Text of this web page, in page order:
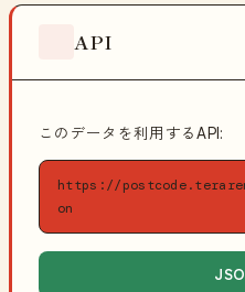
API
このデータを利用するAPI:
https://
on